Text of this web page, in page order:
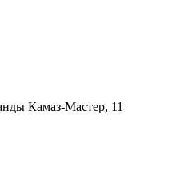
Камаз-Мастер, 11